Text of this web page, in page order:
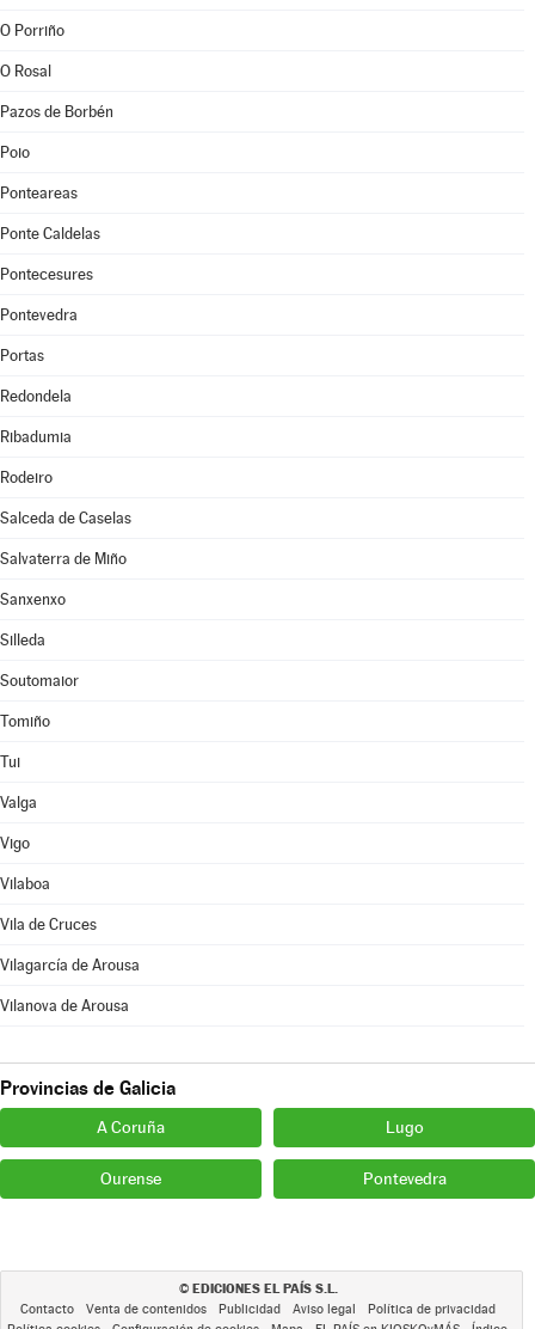
O Porriño
O Rosal
Pazos de Borbén
Poio
Ponteareas
Ponte Caldelas
Pontecesures
Pontevedra
Portas
Redondela
Ribadumia
Rodeiro
Salceda de Caselas
Salvaterra de Miño
Sanxenxo
Silleda
Soutomaior
Tomiño
Tui
Valga
Vigo
Vilaboa
Vila de Cruces
Vilagarcía de Arousa
Vilanova de Arousa
Provincias de Galicia
A Coruña Lugo
Ourense Pontevedra
© EDICIONES EL PAÍS S.L.
Contacto Venta de contenidos Publicidad Aviso legal
Política de privacidad